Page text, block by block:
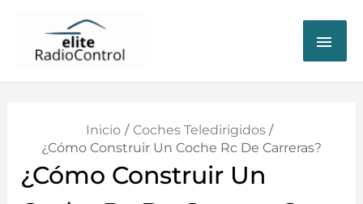
Inicio
Coches Teledirigidos
¿Cómo Construir Un Coche Rc De Carreras?
¿Cómo Construir Un